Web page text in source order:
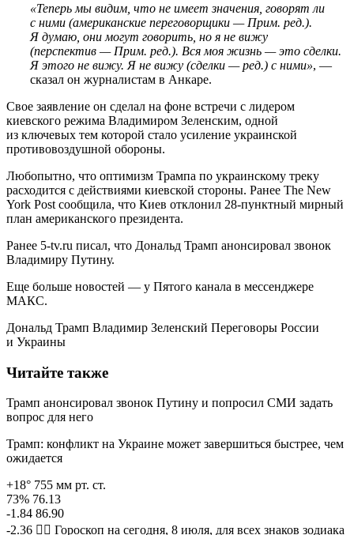
«Теперь мы видим, что не имеет значения, говорят ли
с ними (американские переговорщики — Прим. ред.).
Я думаю, они могут говорить, но я не вижу
(перспектив — Прим. ред.). Вся моя жизнь — это сделки.
Я этого не вижу. Я не вижу (сделки — ред.) с ними», —
сказал он журналистам в Анкаре.
Свое заявление он сделал на фоне встречи с лидером
киевского режима Владимиром Зеленским, одной
из ключевых тем которой стало усиление украинской
противовоздушной обороны.
Любопытно, что оптимизм Трампа по украинскому треку
расходится с действиями киевской стороны. Ранее The New
York Post сообщила, что Киев отклонил 28-пунктный мирный
план американского президента.
Ранее 5-tv.ru писал, что Дональд Трамп анонсировал звонок
Владимиру Путину.
Еще больше новостей — у Пятого канала в мессенджере
МАКС.
Дональд Трамп Владимир Зеленский Переговоры России
и Украины
Читайте также
Трамп анонсировал звонок Путину и попросил СМИ задать
вопрос для него
Трамп: конфликт на Украине может завершиться быстрее, чем
ожидается
+18° 755 мм рт. ст.
73% 76.13
-1.84 86.90
-2.36 🧙‍♀ Гороскоп на сегодня, 8 июля, для всех знаков зодиака